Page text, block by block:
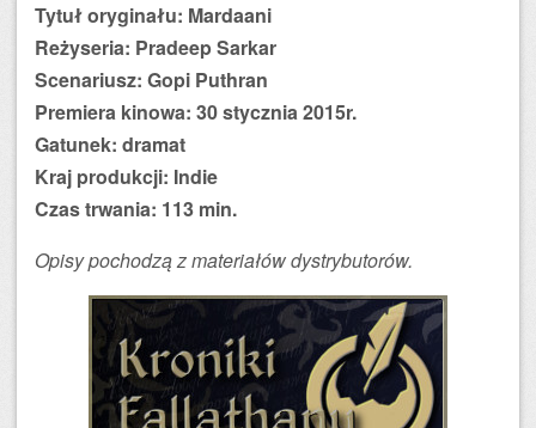
Tytuł oryginału: Mardaani
Reżyseria: Pradeep Sarkar
Scenariusz: Gopi Puthran
Premiera kinowa: 30 stycznia 2015r.
Gatunek: dramat
Kraj produkcji: Indie
Czas trwania: 113 min.
Opisy pochodzą z materiałów dystrybutorów.